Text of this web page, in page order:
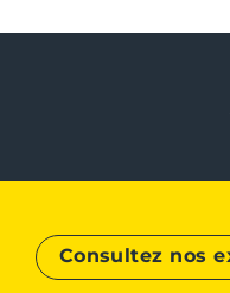
Consultez nos